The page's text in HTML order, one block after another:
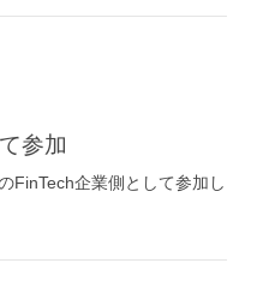
参加
FinTech企業側として参加し